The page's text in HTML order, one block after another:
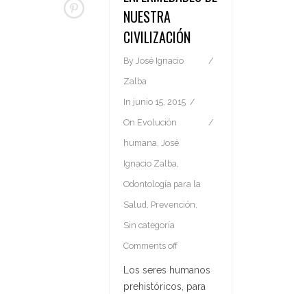
NUESTRA
CIVILIZACIÓN
By José Ignacio
Zalba
In junio 15, 2015
On Evolución
humana, José
Ignacio Zalba,
Odontología para la
Salud, Prevención,
Sin categoría
Comments off
Los seres humanos
prehistóricos, para